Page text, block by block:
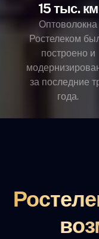
15 тыс. км
Оптоволокна
Ростелеком
построено и
за последние
года.